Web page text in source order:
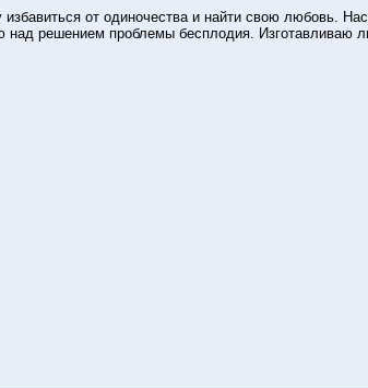
от одиночества и найти свою любовь.
над решением проблемы бесплодия. Изготавливаю